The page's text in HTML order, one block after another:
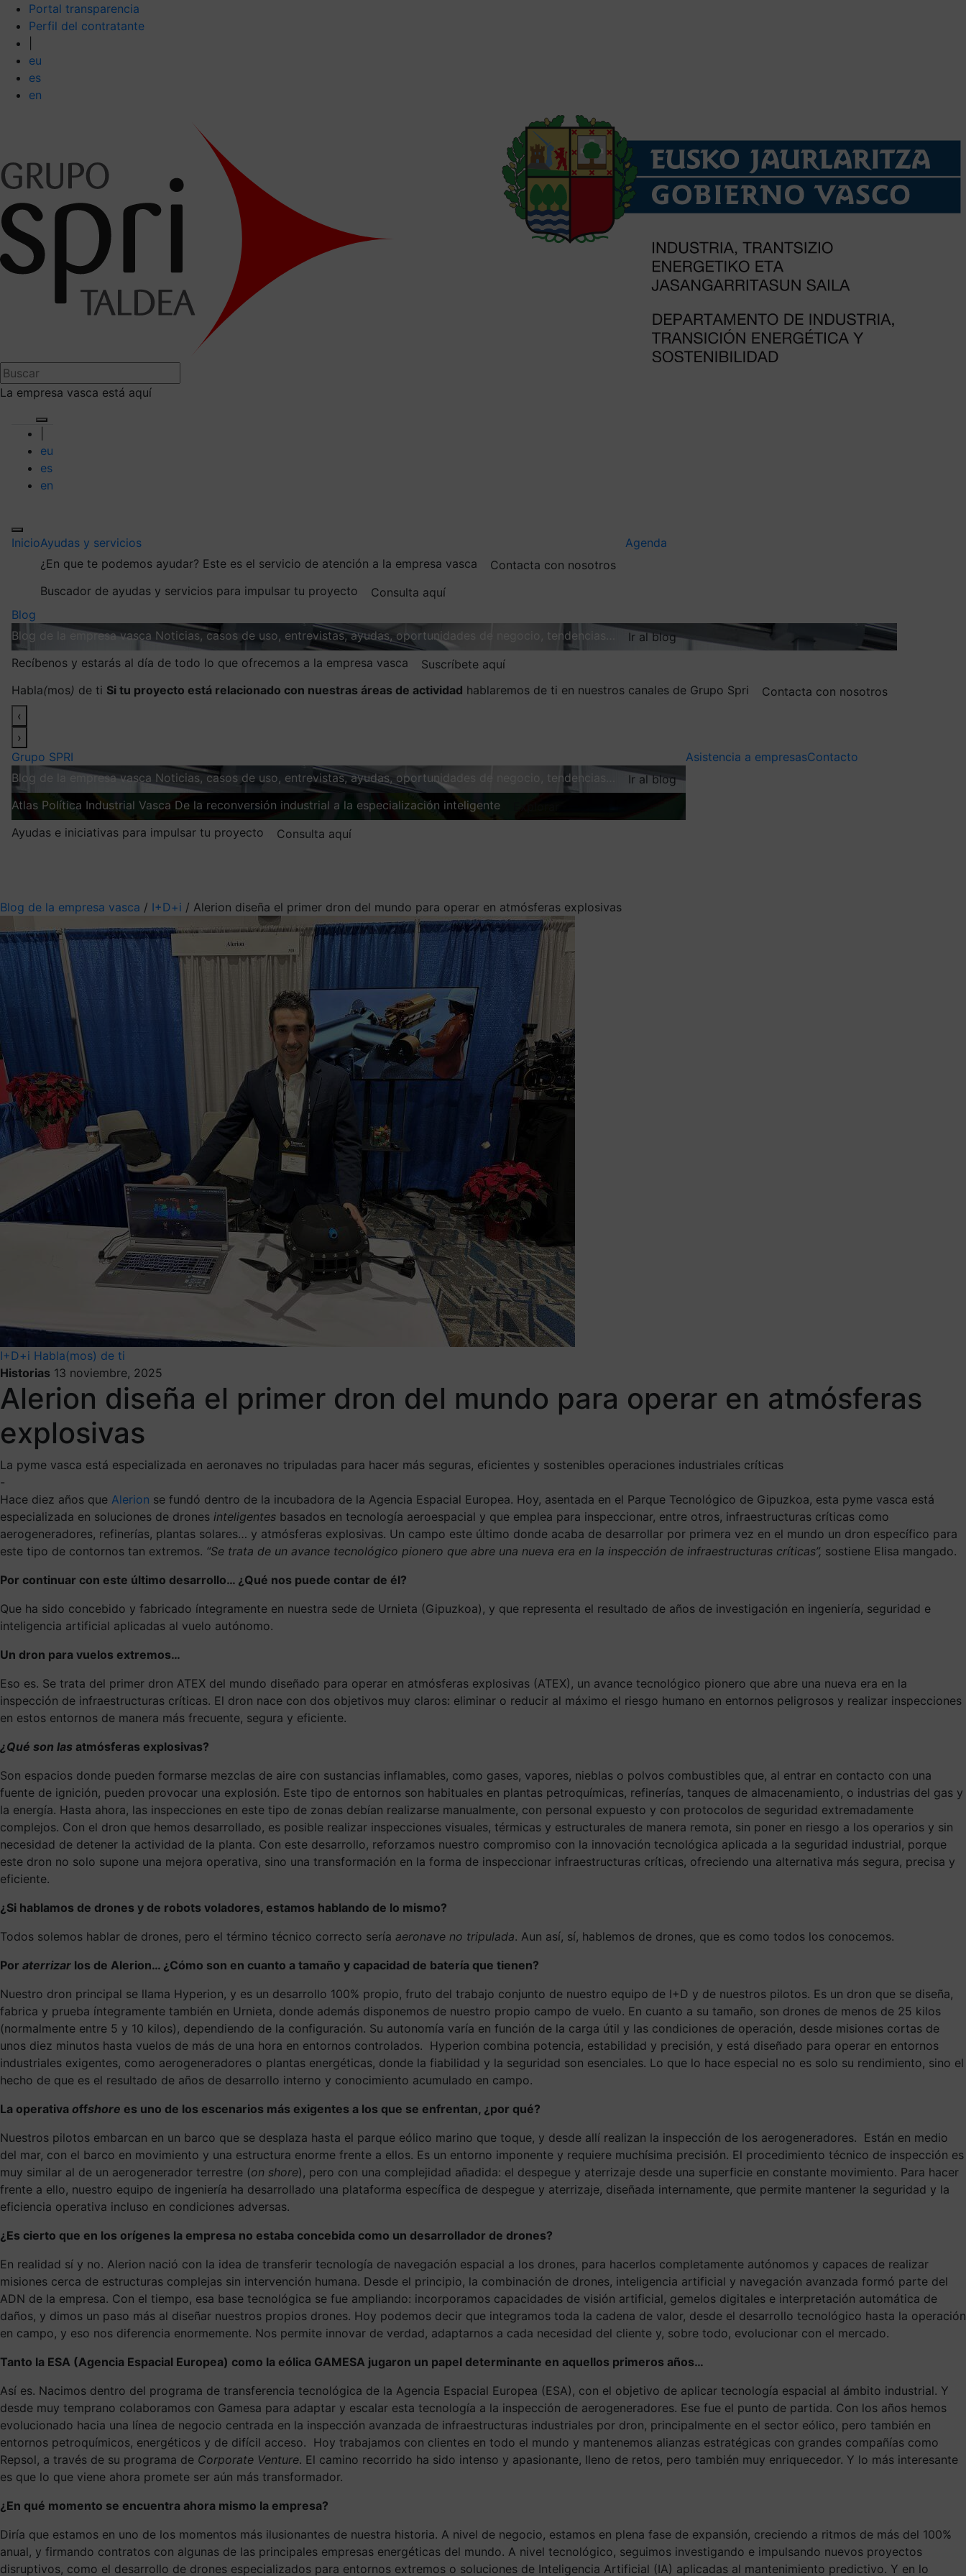
Portal transparencia
Perfil del contratante
eu
es
en
La empresa vasca está aquí
eu
es
en
InicioAyudas y servicios
¿En que te podemos ayudar? Este es el servicio de atención a la empresa vasca
Contacta con nosotros
Buscador de ayudas y servicios para impulsar tu proyecto
Consulta aquí
Agenda
Blog
Blog de la empresa vasca Noticias, casos de uso, entrevistas, ayudas, oportunidades de negocio, tendencias…
Ir al blog
Recíbenos y estarás al día de todo lo que ofrecemos a la empresa vasca
Suscríbete aquí
Habla(mos) de ti Si tu proyecto está relacionado con nuestras áreas de actividad hablaremos de ti en nuestros canales de Grupo Spri
Contacta con nosotros
‹
›
Grupo SPRI
Blog de la empresa vasca Noticias, casos de uso, entrevistas, ayudas, oportunidades de negocio, tendencias…
Ir al blog
Atlas Política Industrial Vasca De la reconversión industrial a la especialización inteligente
Ayudas e iniciativas para impulsar tu proyecto
Consulta aquí
Asistencia a empresasContacto
Blog de la empresa vasca / I+D+i / Alerion diseña el primer dron del mundo para operar en atmósferas explosivas
I+D+i Habla(mos) de ti
Historias 13 noviembre, 2025
Alerion diseña el primer dron del mundo para operar en atmósferas
explosivas
La pyme vasca está especializada en aeronaves no tripuladas para hacer más seguras, eficientes y sostenibles operaciones industriales críticas
-
Hace diez años que Alerion se fundó dentro de la incubadora de la Agencia Espacial Europea. Hoy, asentada en el Parque Tecnológico de Gipuzkoa, esta pyme vasca está
especializada en soluciones de drones inteligentes basados en tecnología aeroespacial y que emplea para inspeccionar, entre otros, infraestructuras críticas como
aerogeneradores, refinerías, plantas solares… y atmósferas explosivas. Un campo este último donde acaba de desarrollar por primera vez en el mundo un dron específico para
este tipo de contornos tan extremos. “Se trata de un avance tecnológico pionero que abre una nueva era en la inspección de infraestructuras críticas”, sostiene Elisa mangado.
Por continuar con este último desarrollo… ¿Qué nos puede contar de él?
Que ha sido concebido y fabricado íntegramente en nuestra sede de Urnieta (Gipuzkoa), y que representa el resultado de años de investigación en ingeniería, seguridad e
inteligencia artificial aplicadas al vuelo autónomo.
Un dron para vuelos extremos…
Eso es. Se trata del primer dron ATEX del mundo diseñado para operar en atmósferas explosivas (ATEX), un avance tecnológico pionero que abre una nueva era en la
inspección de infraestructuras críticas. El dron nace con dos objetivos muy claros: eliminar o reducir al máximo el riesgo humano en entornos peligrosos y realizar inspecciones
en estos entornos de manera más frecuente, segura y eficiente.
¿Qué son las atmósferas explosivas?
Son espacios donde pueden formarse mezclas de aire con sustancias inflamables, como gases, vapores, nieblas o polvos combustibles que, al entrar en contacto con una
fuente de ignición, pueden provocar una explosión. Este tipo de entornos son habituales en plantas petroquímicas, refinerías, tanques de almacenamiento, o industrias del gas y
la energía. Hasta ahora, las inspecciones en este tipo de zonas debían realizarse manualmente, con personal expuesto y con protocolos de seguridad extremadamente
complejos. Con el dron que hemos desarrollado, es posible realizar inspecciones visuales, térmicas y estructurales de manera remota, sin poner en riesgo a los operarios y sin
necesidad de detener la actividad de la planta. Con este desarrollo, reforzamos nuestro compromiso con la innovación tecnológica aplicada a la seguridad industrial, porque
este dron no solo supone una mejora operativa, sino una transformación en la forma de inspeccionar infraestructuras críticas, ofreciendo una alternativa más segura, precisa y
eficiente.
¿Si hablamos de drones y de robots voladores, estamos hablando de lo mismo?
Todos solemos hablar de drones, pero el término técnico correcto sería aeronave no tripulada. Aun así, sí, hablemos de drones, que es como todos los conocemos.
Por aterrizar los de Alerion… ¿Cómo son en cuanto a tamaño y capacidad de batería que tienen?
Nuestro dron principal se llama Hyperion, y es un desarrollo 100% propio, fruto del trabajo conjunto de nuestro equipo de I+D y de nuestros pilotos. Es un dron que se diseña,
fabrica y prueba íntegramente también en Urnieta, donde además disponemos de nuestro propio campo de vuelo. En cuanto a su tamaño, son drones de menos de 25 kilos
(normalmente entre 5 y 10 kilos), dependiendo de la configuración. Su autonomía varía en función de la carga útil y las condiciones de operación, desde misiones cortas de
unos diez minutos hasta vuelos de más de una hora en entornos controlados. Hyperion combina potencia, estabilidad y precisión, y está diseñado para operar en entornos
industriales exigentes, como aerogeneradores o plantas energéticas, donde la fiabilidad y la seguridad son esenciales. Lo que lo hace especial no es solo su rendimiento, sino el
hecho de que es el resultado de años de desarrollo interno y conocimiento acumulado en campo.
La operativa offshore es uno de los escenarios más exigentes a los que se enfrentan, ¿por qué?
Nuestros pilotos embarcan en un barco que se desplaza hasta el parque eólico marino que toque, y desde allí realizan la inspección de los aerogeneradores. Están en medio
del mar, con el barco en movimiento y una estructura enorme frente a ellos. Es un entorno imponente y requiere muchísima precisión. El procedimiento técnico de inspección es
muy similar al de un aerogenerador terrestre (on shore), pero con una complejidad añadida: el despegue y aterrizaje desde una superficie en constante movimiento. Para hacer
frente a ello, nuestro equipo de ingeniería ha desarrollado una plataforma específica de despegue y aterrizaje, diseñada internamente, que permite mantener la seguridad y la
eficiencia operativa incluso en condiciones adversas.
¿Es cierto que en los orígenes la empresa no estaba concebida como un desarrollador de drones?
En realidad sí y no. Alerion nació con la idea de transferir tecnología de navegación espacial a los drones, para hacerlos completamente autónomos y capaces de realizar
misiones cerca de estructuras complejas sin intervención humana. Desde el principio, la combinación de drones, inteligencia artificial y navegación avanzada formó parte del
ADN de la empresa. Con el tiempo, esa base tecnológica se fue ampliando: incorporamos capacidades de visión artificial, gemelos digitales e interpretación automática de
daños, y dimos un paso más al diseñar nuestros propios drones. Hoy podemos decir que integramos toda la cadena de valor, desde el desarrollo tecnológico hasta la operación
en campo, y eso nos diferencia enormemente. Nos permite innovar de verdad, adaptarnos a cada necesidad del cliente y, sobre todo, evolucionar con el mercado.
Tanto la ESA (Agencia Espacial Europea) como la eólica GAMESA jugaron un papel determinante en aquellos primeros años…
Así es. Nacimos dentro del programa de transferencia tecnológica de la Agencia Espacial Europea (ESA), con el objetivo de aplicar tecnología espacial al ámbito industrial. Y
desde muy temprano colaboramos con Gamesa para adaptar y escalar esta tecnología a la inspección de aerogeneradores. Ese fue el punto de partida. Con los años hemos
evolucionado hacia una línea de negocio centrada en la inspección avanzada de infraestructuras industriales por dron, principalmente en el sector eólico, pero también en
entornos petroquímicos, energéticos y de difícil acceso. Hoy trabajamos con clientes en todo el mundo y mantenemos alianzas estratégicas con grandes compañías como
Repsol, a través de su programa de Corporate Venture. El camino recorrido ha sido intenso y apasionante, lleno de retos, pero también muy enriquecedor. Y lo más interesante
es que lo que viene ahora promete ser aún más transformador.
¿En qué momento se encuentra ahora mismo la empresa?
Diría que estamos en uno de los momentos más ilusionantes de nuestra historia. A nivel de negocio, estamos en plena fase de expansión, creciendo a ritmos de más del 100%
anual, y firmando contratos con algunas de las principales empresas energéticas del mundo. A nivel tecnológico, seguimos investigando e impulsando nuevos proyectos
disruptivos, como el desarrollo de drones especializados para entornos extremos o soluciones de Inteligencia Artificial (IA) aplicadas al mantenimiento predictivo. Y en lo